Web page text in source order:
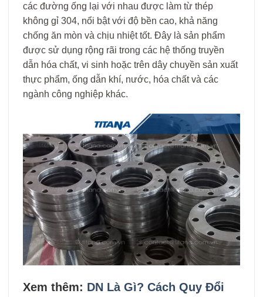
các đường ống lại với nhau được làm từ thép
không gỉ 304, nổi bật với độ bền cao, khả năng
chống ăn mòn và chịu nhiệt tốt. Đây là sản phẩm
được sử dụng rộng rãi trong các hệ thống truyền
dẫn hóa chất, vi sinh hoặc trên dây chuyền sản xuất
thực phẩm, ống dẫn khí, nước, hóa chất và các
ngành công nghiệp khác.
Xem thêm: DN Là Gì? Cách Quy Đổi